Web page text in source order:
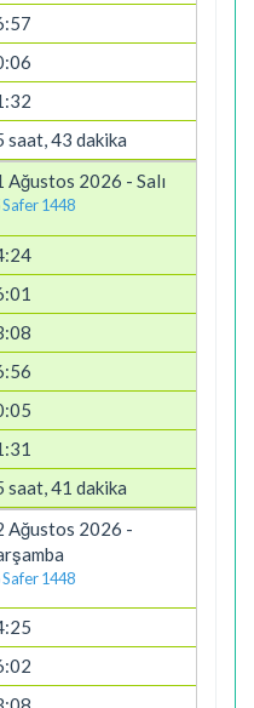
saat, 43 dakika
Ağustos 2026 - Salı
Safer 1448
saat, 41 dakika
Ağustos 2026 -
Safer 1448